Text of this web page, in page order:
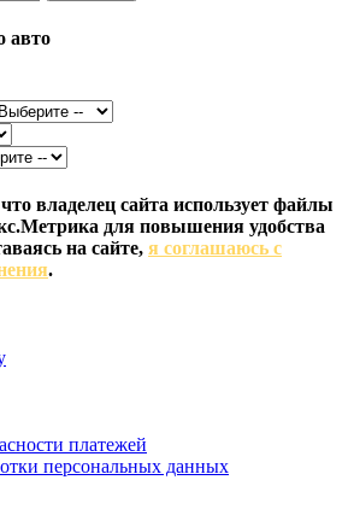
авто
владелец сайта использует файлы
для повышения удобства
на сайте, я соглашаюсь с
.
платежей
персональных данных